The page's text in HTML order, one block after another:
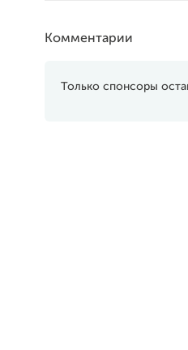
Комментарии
Только спонсоры